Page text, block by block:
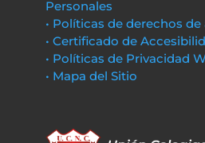
Personales
• Políticas de derechos
• Certificado de
• Políticas de Privacidad
• Mapa del Sitio